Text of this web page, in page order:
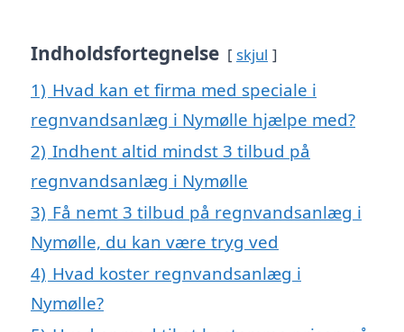
Indholdsfortegnelse skjul
1) Hvad kan et firma med speciale i
regnvandsanlæg i Nymølle hjælpe med?
2) Indhent altid mindst 3 tilbud på
regnvandsanlæg i Nymølle
3) Få nemt 3 tilbud på regnvandsanlæg i
Nymølle, du kan være tryg ved
4) Hvad koster regnvandsanlæg i
Nymølle?